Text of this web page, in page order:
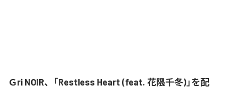
Ｇri NOIR、「Restless Heart (feat. 花隈千冬)」を配